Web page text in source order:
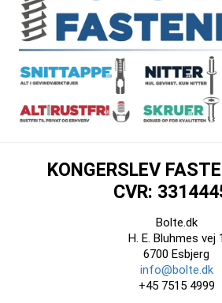
KONGERSLEV
CVR:
Bolte.dk
H. E. Bluhmes vej
6700 Esbjerg
info@bolte.dk
+45 7515 4999